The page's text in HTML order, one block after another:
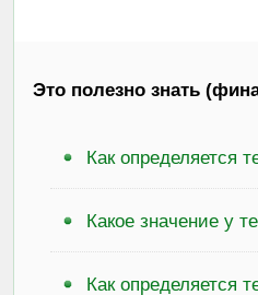
Это полезно знать
Как определяется
Какое значение у
Как определяется